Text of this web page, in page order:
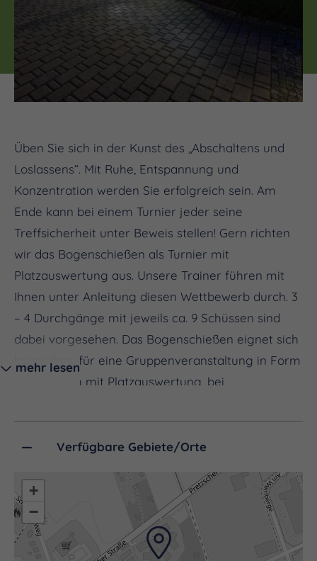
Üben Sie sich in der Kunst des „Abschaltens und
Loslassens“. Mit Ruhe, Entspannung und
Konzentration werden Sie erfolgreich sein. Am
Ende kann bei einem Turnier jeder seine
Treffsicherheit unter Beweis stellen! Gern richten
wir das Bogenschießen als Turnier mit
Platzauswertung aus. Unsere Trainer führen mit
Ihnen unter Anleitung diesen Wettbewerb durch. 3
– 4 Durchgänge mit jeweils ca. 9 Schüssen sind
dabei vorgesehen. Das Bogenschießen eignet sich
besonders: für eine Gruppenveranstaltung in Form
eines Match mit Platzauswertung, bei
Rückenproblemen.
Anbieter über Partner: Abenteuerland Thüringen
GbR
mehr lesen
Verfügbare Gebiete/Orte
+
−